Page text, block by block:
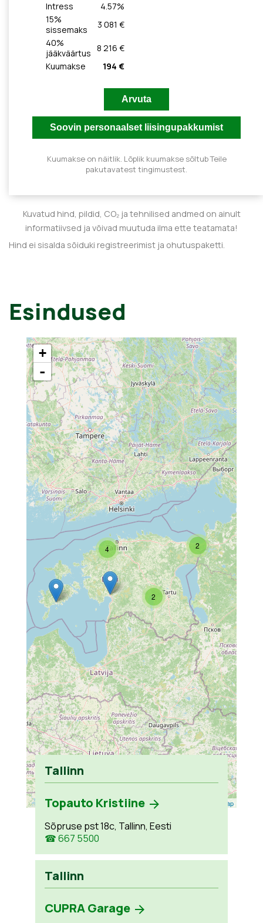
Intress
4.57%
15%
sissemaks
3 081 €
40%
jääkväärtus 8 216 €
Kuumakse
194 €
Kuumakse on näitlik. Lõplik kuumakse sõltub Teile
pakutavatest tingimustest.
Kuvatud hind, pildid, CO₂ ja tehnilised andmed on ainult
informatiivsed ja võivad muutuda ilma ette teatamata!
Hind ei sisalda sõiduki registreerimist ja ohutuspaketti.
Esindused
2
2
4
+
-
Leaflet OpenStreetMap
Tallinn
Topauto Kristiine
Sõpruse pst 18c, Tallinn, Eesti
☎ 667 5500
Tallinn
CUPRA Garage